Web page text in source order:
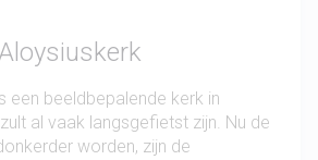
een beeldbepalende kerk in
al vaak langsgefietst zijn. Nu de
worden, zijn de